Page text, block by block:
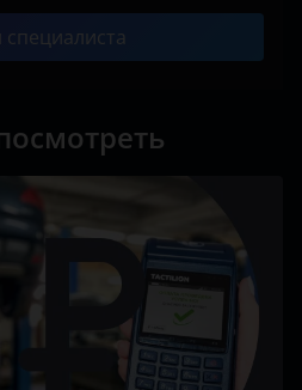
специалиста